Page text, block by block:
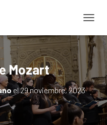
Mozart
el29 noviembre, 2023